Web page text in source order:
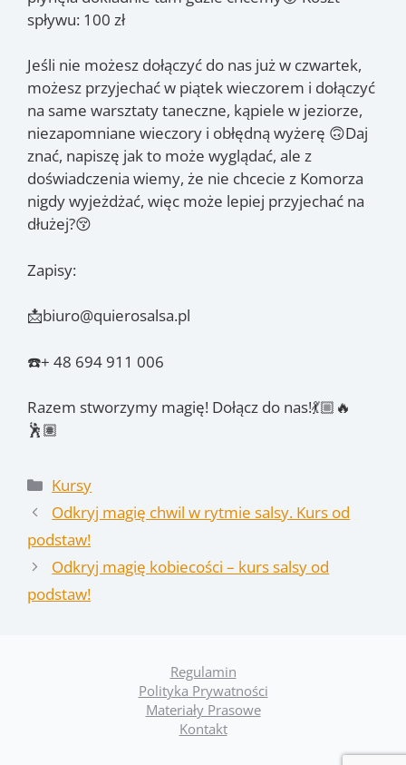
spływu: 100 zł
Jeśli nie możesz dołączyć do nas już w czwartek,
możesz przyjechać w piątek wieczorem i dołączyć
na same warsztaty taneczne, kąpiele w jeziorze,
niezapomniane wieczory i obłędną wyżerę 🙃Daj
znać, napiszę jak to może wyglądać, ale z
doświadczenia wiemy, że nie chcecie z Komorza
nigdy wyjeżdżać, więc może lepiej przyjechać na
dłużej?😚
Zapisy:
📩biuro@quierosalsa.pl
☎️+ 48 694 911 006
Razem stworzymy magię! Dołącz do nas!💃🏼🔥
🕺🏽
Kategorie
Kursy
Odkryj magię chwil w rytmie salsy. Kurs od
podstaw!
Odkryj magię kobiecości – kurs salsy od
podstaw!
Regulamin
Polityka Prywatności
Materiały Prasowe
Kontakt